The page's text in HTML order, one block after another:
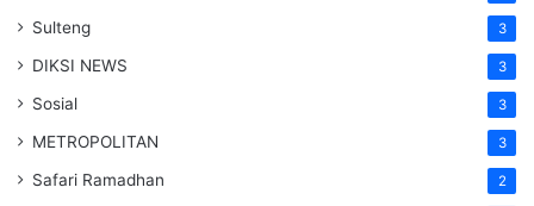
Sulteng 3
DIKSI NEWS 3
Sosial 3
METROPOLITAN 3
Safari Ramadhan 2